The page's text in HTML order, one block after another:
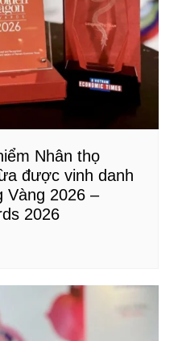
Nhân thọ
được vinh danh
Vàng 2026 –
2026